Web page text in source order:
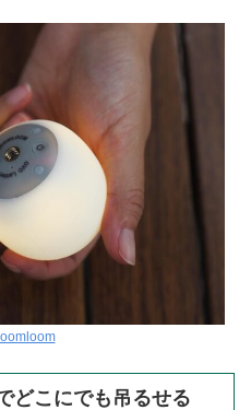
どこにでも吊るせる